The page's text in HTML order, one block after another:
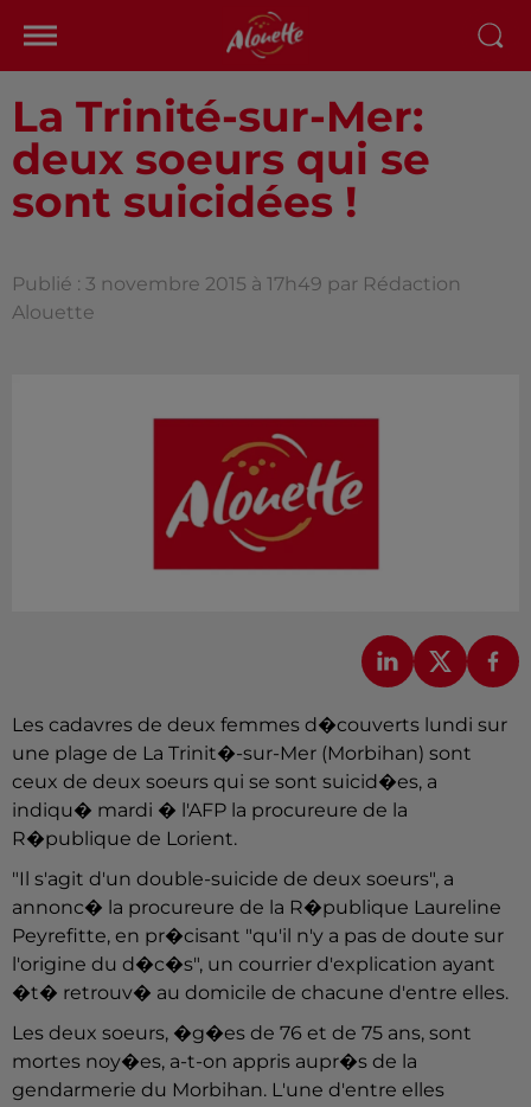
La Trinité-sur-Mer:
deux soeurs qui se
sont suicidées !
Publié : 3 novembre 2015 à 17h49 par Rédaction
Alouette
Les cadavres de deux femmes d�couverts lundi sur
une plage de La Trinit�-sur-Mer (Morbihan) sont
ceux de deux soeurs qui se sont suicid�es, a
indiqu� mardi � l'AFP la procureure de la
R�publique de Lorient.
"Il s'agit d'un double-suicide de deux soeurs", a
annonc� la procureure de la R�publique Laureline
Peyrefitte, en pr�cisant "qu'il n'y a pas de doute sur
l'origine du d�c�s", un courrier d'explication ayant
�t� retrouv� au domicile de chacune d'entre elles.
Les deux soeurs, �g�es de 76 et de 75 ans, sont
mortes noy�es, a-t-on appris aupr�s de la
gendarmerie du Morbihan. L'une d'entre elles